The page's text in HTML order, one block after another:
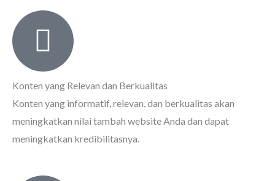
Konten yang Relevan dan Berkualitas
Konten yang informatif, relevan, dan berkualitas akan
meningkatkan nilai tambah website Anda dan dapat
meningkatkan kredibilitasnya.